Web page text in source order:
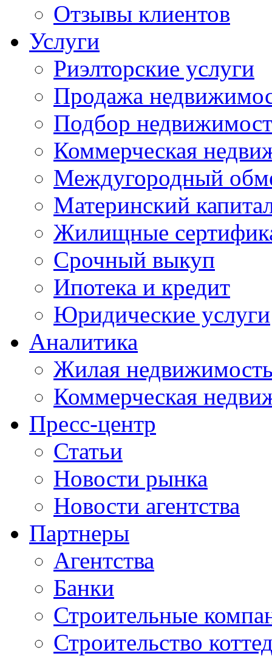
Отзывы клиентов
Услуги
Риэлторские услуги
Продажа
Подбор
Коммерческая
Междугородный
Материнский
Жилищные
Срочный выкуп
Ипотека и кредит
Юридические услуги
Аналитика
Жилая
Коммерческая
Пресс-центр
Статьи
Новости рынка
Новости агентства
Партнеры
Агентства
Банки
Строительные
Строительство